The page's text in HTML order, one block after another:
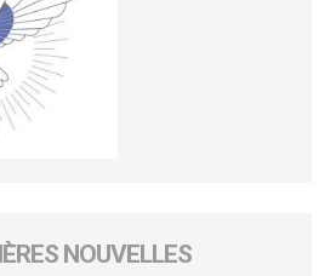
NOUVELLES